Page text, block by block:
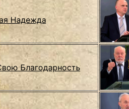
Надежда
Благодарность